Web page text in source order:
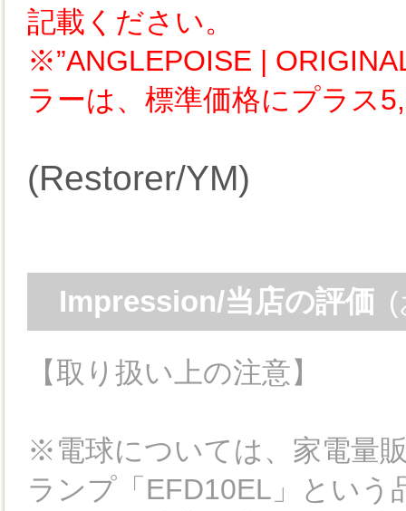
記載ください。
※”ANGLEPOISE |
ラーは、標準価格にプラス
(Restorer/YM)
Impression/当店の評価
【取り扱い上の注意】
※電球については、家電量
ランプ「EFD10EL」とい